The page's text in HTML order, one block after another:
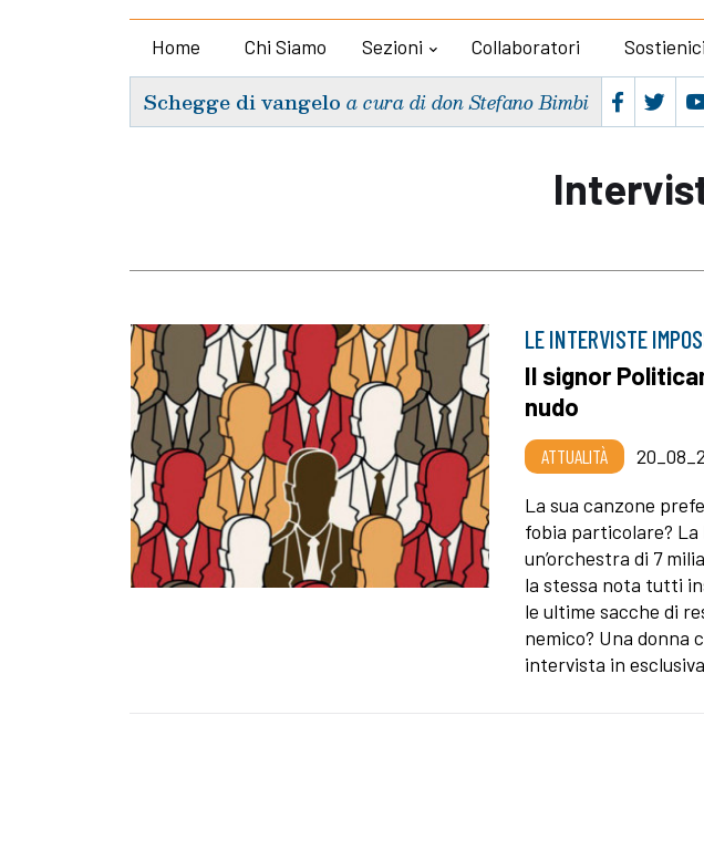
Home Chi Siamo Sezioni Collaboratori Sostienici
Schegge di vangelo a cura di don Stefano Bimbi
LE INTERVISTE
Il signor
nudo
ATTUALITÀ
La sua canzone
fobia particolare? La
un’orchestra di 7
la stessa nota tutti
le ultime sacche di
nemico? Una donna
intervista in